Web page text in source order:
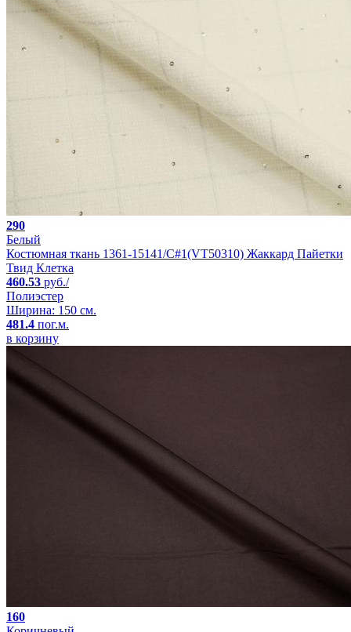
290
Белый
Костюмная ткань 1361-15141/C#1(VT50310) Жаккард Пайетки
Твид Клетка
460.53 руб./
Полиэстер
Ширина: 150 см.
481.4 пог.м.
в корзину
160